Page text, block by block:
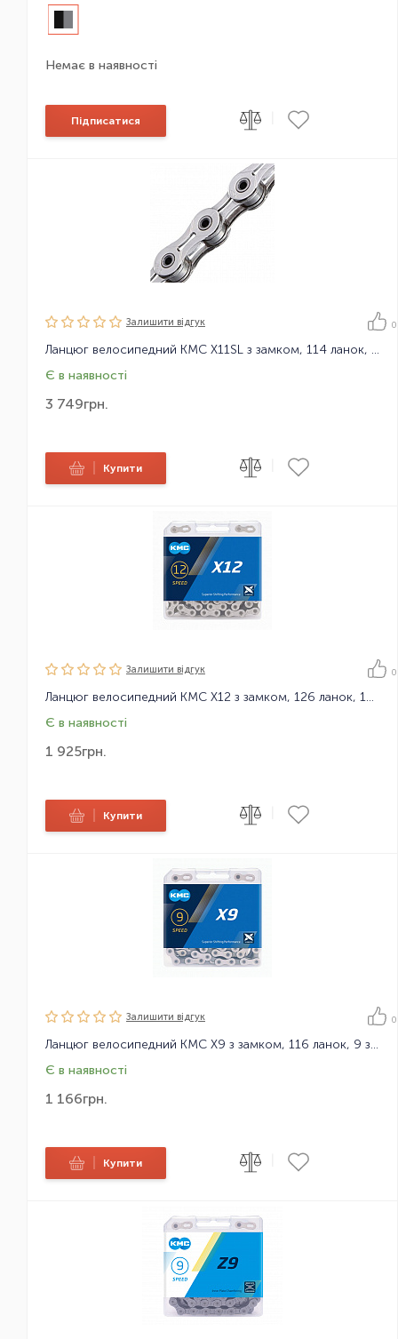
Немає в наявності
Підписатися
Залишити вiдгук 0
Ланцюг велосипедний KMC X11SL з замком, 114 ланок, 11 зірок
Є в наявності
3 749грн.
Купити
Залишити вiдгук 0
Ланцюг велосипедний KMC X12 з замком, 126 ланок, 12 зірок
Є в наявності
1 925грн.
Купити
Залишити вiдгук 0
Ланцюг велосипедний KMC X9 з замком, 116 ланок, 9 зірок
Є в наявності
1 166грн.
Купити